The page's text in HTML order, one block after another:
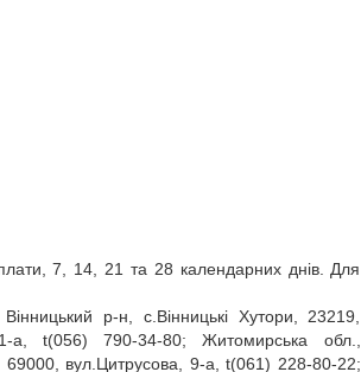
7, 14, 21 та 28 календарних днів. Для
р‑н, с.Вінницькі Хутори, 23219,
t(056) 790‑34‑80; Житомирська обл.,
вул.Цитрусова, 9‑а, t(061) 228‑80‑22;